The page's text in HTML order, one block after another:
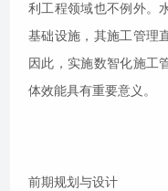
利工程领域也不例外。
基础设施，其施工管理
因此，实施数智化施工
体效能具有重要意义。
前期规划与设计